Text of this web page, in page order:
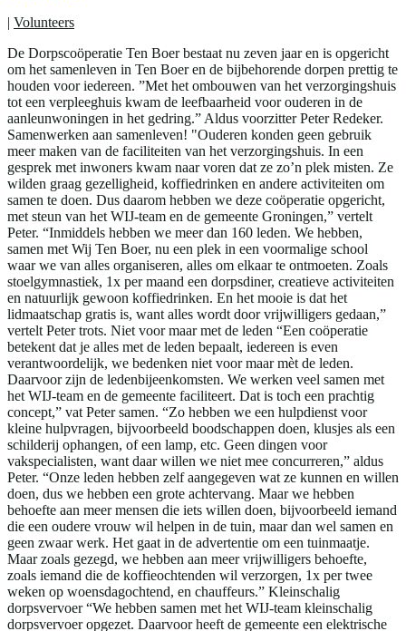
| Volunteers
De Dorpscoöperatie Ten Boer bestaat nu zeven jaar en is opgericht
om het samenleven in Ten Boer en de bijbehorende dorpen prettig te
houden voor iedereen. ”Met het ombouwen van het verzorgingshuis
tot een verpleeghuis kwam de leefbaarheid voor ouderen in de
aanleunwoningen in het gedring.” Aldus voorzitter Peter Redeker.
Samenwerken aan samenleven! "Ouderen konden geen gebruik
meer maken van de faciliteiten van het verzorgingshuis. In een
gesprek met inwoners kwam naar voren dat ze zo’n plek misten. Ze
wilden graag gezelligheid, koffiedrinken en andere activiteiten om
samen te doen. Dus daarom hebben we deze coöperatie opgericht,
met steun van het WIJ-team en de gemeente Groningen,” vertelt
Peter. “Inmiddels hebben we meer dan 160 leden. We hebben,
samen met Wij Ten Boer, nu een plek in een voormalige school
waar we van alles organiseren, alles om elkaar te ontmoeten. Zoals
stoelgymnastiek, 1x per maand een dorpsdiner, creatieve activiteiten
en natuurlijk gewoon koffiedrinken. En het mooie is dat het
lidmaatschap gratis is, want alles wordt door vrijwilligers gedaan,”
vertelt Peter trots. Niet voor maar met de leden “Een coöperatie
betekent dat je alles met de leden bepaalt, iedereen is even
verantwoordelijk, we bedenken niet voor maar mèt de leden.
Daarvoor zijn de ledenbijeenkomsten. We werken veel samen met
het WIJ-team en de gemeente faciliteert. Dat is toch een prachtig
concept,” vat Peter samen. “Zo hebben we een hulpdienst voor
kleine hulpvragen, bijvoorbeeld boodschappen doen, klusjes als een
schilderij ophangen, of een lamp, etc. Geen dingen voor
vakspecialisten, want daar willen we niet mee concurreren,” aldus
Peter. “Onze leden hebben zelf aangegeven wat ze kunnen en willen
doen, dus we hebben een grote achtervang. Maar we hebben
behoefte aan meer mensen die iets willen doen, bijvoorbeeld iemand
die een oudere vrouw wil helpen in de tuin, maar dan wel samen en
geen zwaar werk. Het gaat in de advertentie om een tuinmaatje.
Maar zoals gezegd, we hebben aan meer vrijwilligers behoefte,
zoals iemand die de koffieochtenden wil verzorgen, 1x per twee
weken op woensdagochtend, en chauffeurs.” Kleinschalig
dorpsvervoer “We hebben samen met het WIJ-team kleinschalig
dorpsvervoer opgezet. Daarvoor heeft de gemeente een elektrische